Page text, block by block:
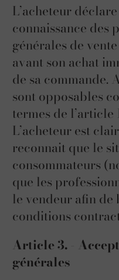
L’acheteur
connaissance des
générales de
avant son achat
de sa commande.
sont opposables
termes de l’article
L’acheteur est
reconnait que le
consommateurs
que les
le vendeur afin de
conditions
Article 3. -
générales